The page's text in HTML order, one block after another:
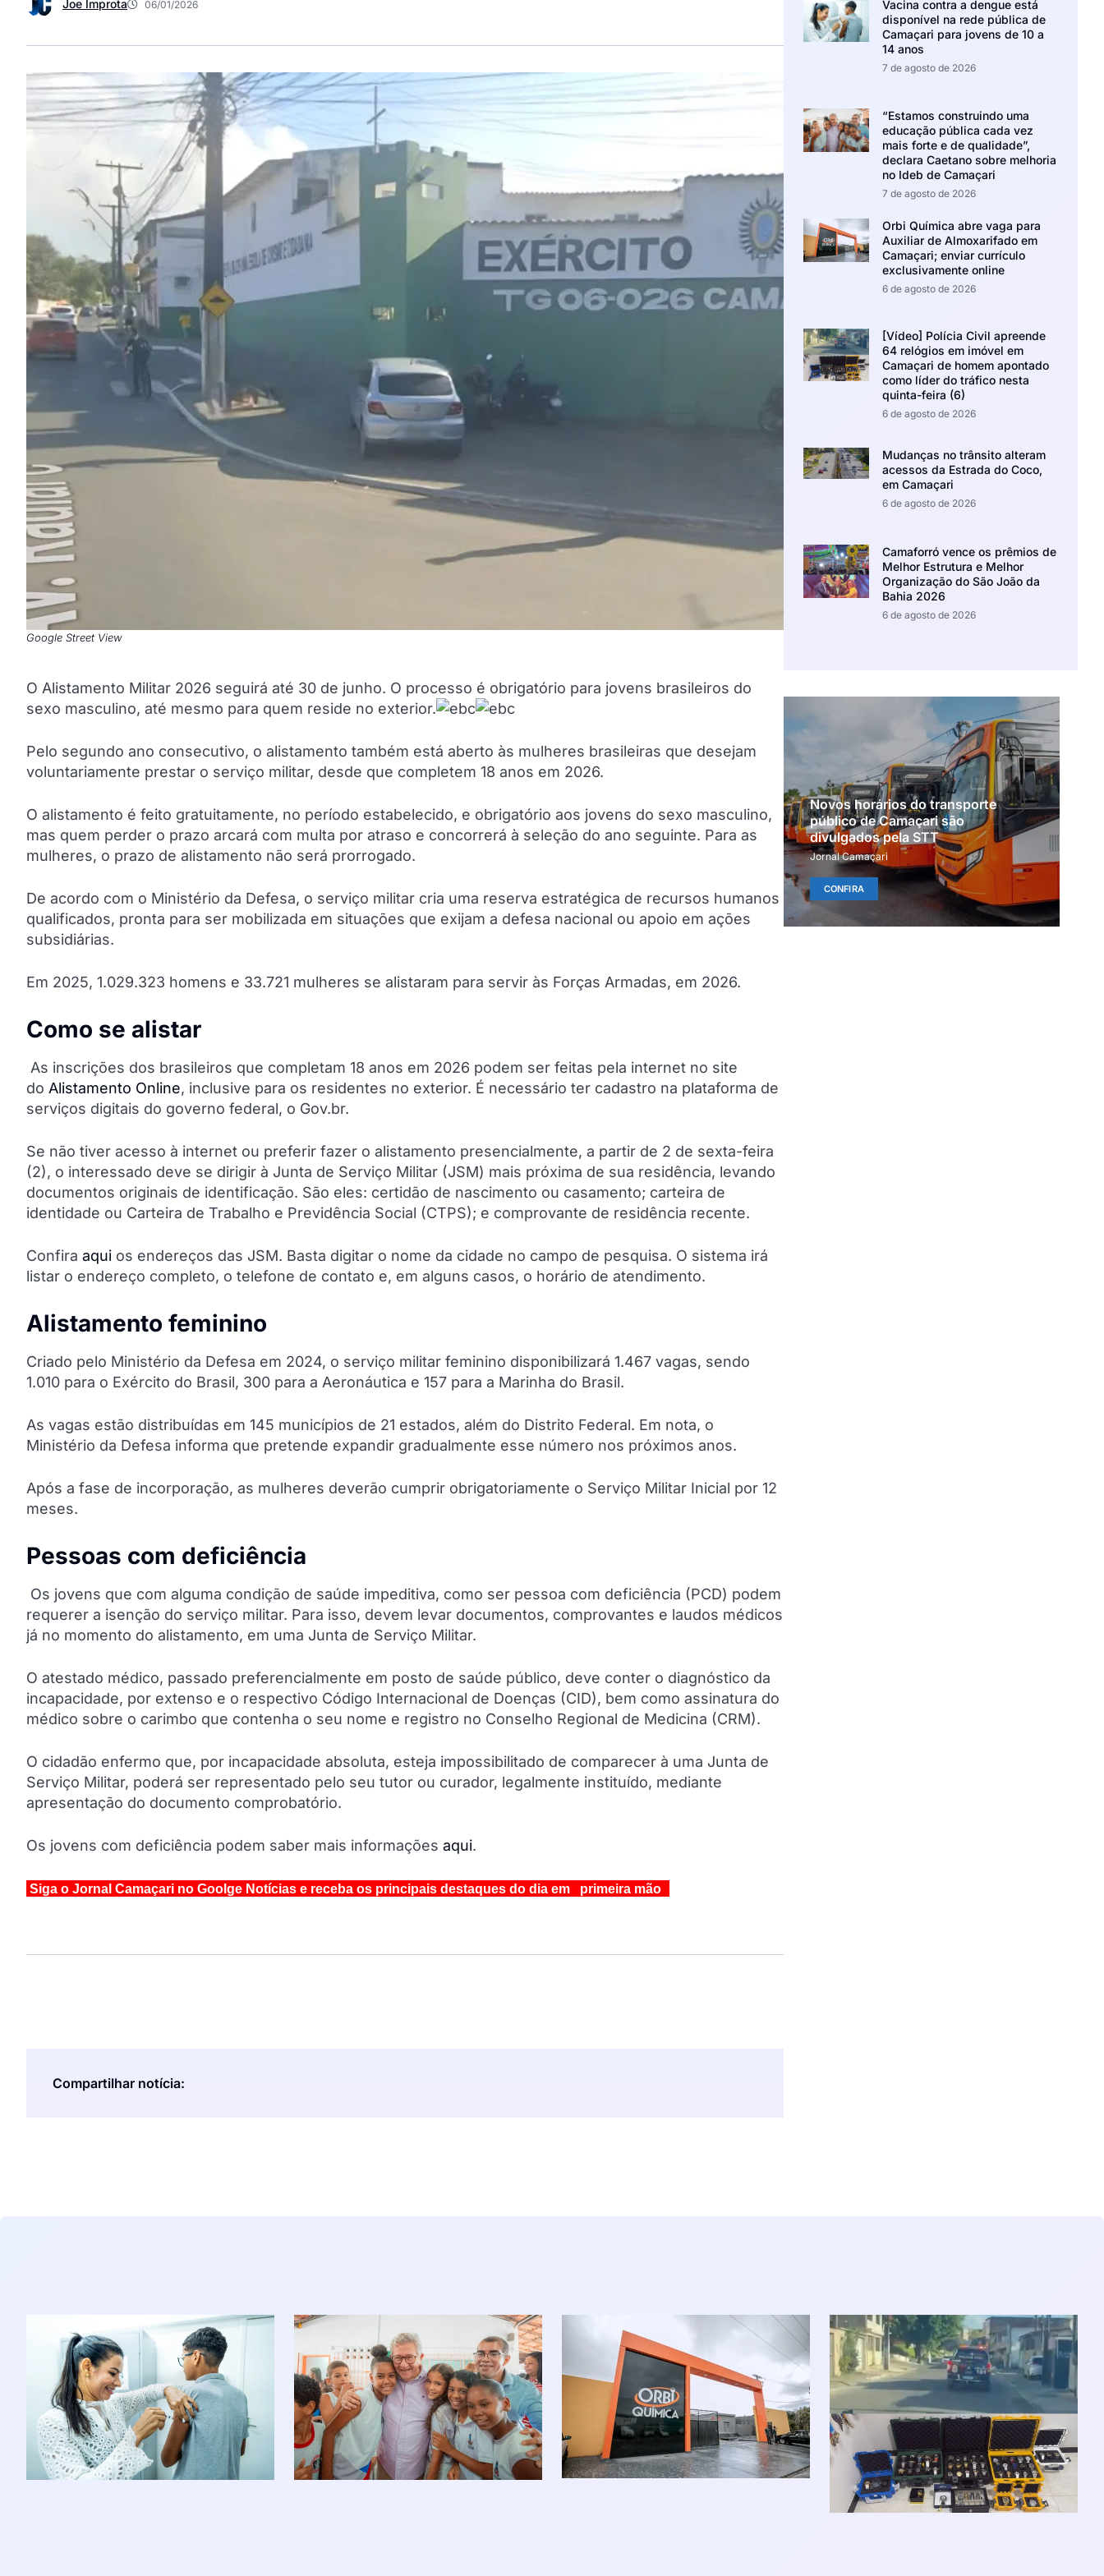
Joe Improta 06/01/2026
Google Street View
O Alistamento Militar 2026 seguirá até 30 de junho. O processo é obrigatório para jovens brasileiros do
sexo masculino, até mesmo para quem reside no exterior.
Pelo segundo ano consecutivo, o alistamento também está aberto às mulheres brasileiras que desejam
voluntariamente prestar o serviço militar, desde que completem 18 anos em 2026.
O alistamento é feito gratuitamente, no período estabelecido, e obrigatório aos jovens do sexo masculino,
mas quem perder o prazo arcará com multa por atraso e concorrerá à seleção do ano seguinte. Para as
mulheres, o prazo de alistamento não será prorrogado.
De acordo com o Ministério da Defesa, o serviço militar cria uma reserva estratégica de recursos humanos
qualificados, pronta para ser mobilizada em situações que exijam a defesa nacional ou apoio em ações
subsidiárias.
Em 2025, 1.029.323 homens e 33.721 mulheres se alistaram para servir às Forças Armadas, em 2026.
Como se alistar
As inscrições dos brasileiros que completam 18 anos em 2026 podem ser feitas pela internet no site
do Alistamento Online, inclusive para os residentes no exterior. É necessário ter cadastro na plataforma de
serviços digitais do governo federal, o Gov.br.
Se não tiver acesso à internet ou preferir fazer o alistamento presencialmente, a partir de 2 de sexta-feira
(2), o interessado deve se dirigir à Junta de Serviço Militar (JSM) mais próxima de sua residência, levando
documentos originais de identificação. São eles: certidão de nascimento ou casamento; carteira de
identidade ou Carteira de Trabalho e Previdência Social (CTPS); e comprovante de residência recente.
Confira aqui os endereços das JSM. Basta digitar o nome da cidade no campo de pesquisa. O sistema irá
listar o endereço completo, o telefone de contato e, em alguns casos, o horário de atendimento.
Alistamento feminino
Criado pelo Ministério da Defesa em 2024, o serviço militar feminino disponibilizará 1.467 vagas, sendo
1.010 para o Exército do Brasil, 300 para a Aeronáutica e 157 para a Marinha do Brasil.
As vagas estão distribuídas em 145 municípios de 21 estados, além do Distrito Federal. Em nota, o
Ministério da Defesa informa que pretende expandir gradualmente esse número nos próximos anos.
Após a fase de incorporação, as mulheres deverão cumprir obrigatoriamente o Serviço Militar Inicial por 12
meses.
Pessoas com deficiência
Os jovens que com alguma condição de saúde impeditiva, como ser pessoa com deficiência (PCD) podem
requerer a isenção do serviço militar. Para isso, devem levar documentos, comprovantes e laudos médicos
já no momento do alistamento, em uma Junta de Serviço Militar.
O atestado médico, passado preferencialmente em posto de saúde público, deve conter o diagnóstico da
incapacidade, por extenso e o respectivo Código Internacional de Doenças (CID), bem como assinatura do
médico sobre o carimbo que contenha o seu nome e registro no Conselho Regional de Medicina (CRM).
O cidadão enfermo que, por incapacidade absoluta, esteja impossibilitado de comparecer à uma Junta de
Serviço Militar, poderá ser representado pelo seu tutor ou curador, legalmente instituído, mediante
apresentação do documento comprobatório.
Os jovens com deficiência podem saber mais informações aqui.
Siga o Jornal Camaçari no Goolge Notícias e receba os principais destaques do dia em primeira mão
Compartilhar notícia:
Vacina contra a dengue está
disponível na rede pública de
Camaçari para jovens de 10 a
14 anos
7 de agosto de 2026
“Estamos construindo uma
educação pública cada vez
mais forte e de qualidade”,
declara Caetano sobre melhoria
no Ideb de Camaçari
7 de agosto de 2026
Orbi Química abre vaga para
Auxiliar de Almoxarifado em
Camaçari; enviar currículo
exclusivamente online
6 de agosto de 2026
[Vídeo] Polícia Civil apreende
64 relógios em imóvel em
Camaçari de homem apontado
como líder do tráfico nesta
quinta-feira (6)
6 de agosto de 2026
Mudanças no trânsito alteram
acessos da Estrada do Coco,
em Camaçari
6 de agosto de 2026
Camaforró vence os prêmios de
Melhor Estrutura e Melhor
Organização do São João da
Bahia 2026
6 de agosto de 2026
Novos horários do transporte
público de Camaçari são
divulgados pela STT
Jornal Camaçari
CONFIRA